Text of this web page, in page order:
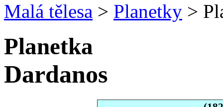
Malá tělesa > Planetky >
Planetka
Dardanos